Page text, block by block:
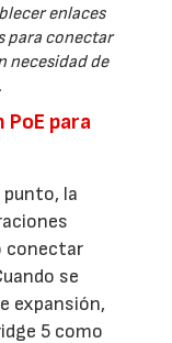
enlaces
para conectar
necesidad de
para
la
conectar
se
expansión,
5 como